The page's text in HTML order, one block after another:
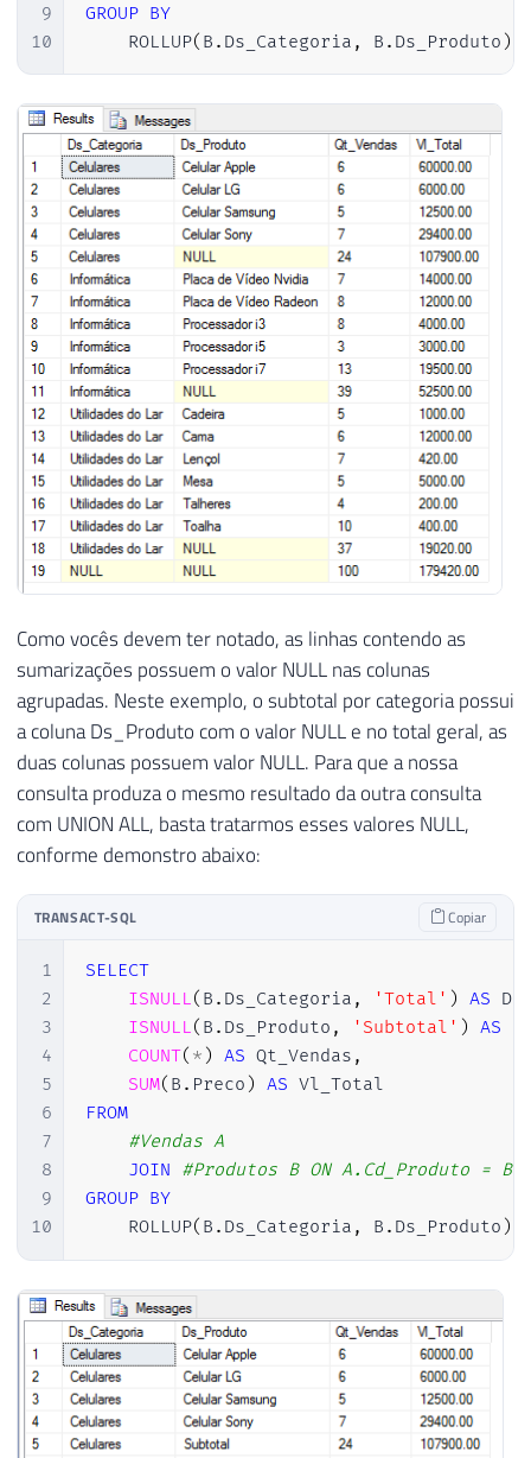
9
10
GROUP BY
    ROLLUP
( B . Ds_Categoria , B . Ds_Produto )
Como vocês devem ter notado, as linhas contendo as
sumarizações possuem o valor NULL nas colunas
agrupadas. Neste exemplo, o subtotal por categoria possui
a coluna Ds_Produto com o valor NULL e no total geral, as
duas colunas possuem valor NULL. Para que a nossa
consulta produza o mesmo resultado da outra consulta
com UNION ALL, basta tratarmos esses valores NULL,
conforme demonstro abaixo:
TRANSACT-SQL Copiar
1
2
3
4
5
6
7
8
9
10
SELECT
ISNULL( B . Ds_Categoria , 'Total' ) AS
ISNULL( B . Ds_Produto , 'Subtotal' ) AS
COUNT( * ) AS Qt_Vendas ,
SUM( B . Preco ) AS
FROM
#Vendas A
JOIN #Produtos B ON A.Cd_Produto =
GROUP BY
    ROLLUP
( B . Ds_Categoria , B . Ds_Produto )